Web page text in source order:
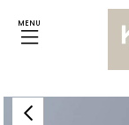
MENU
Bileklikler